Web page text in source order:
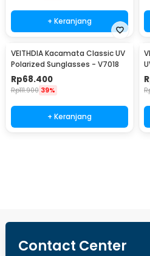
+ Keranjang
VEITHDIA Kacamata Classic UV
Polarized Sunglasses - V7018
Rp68.400
Rp111.900 39%
+ Keranjang
Contact Center